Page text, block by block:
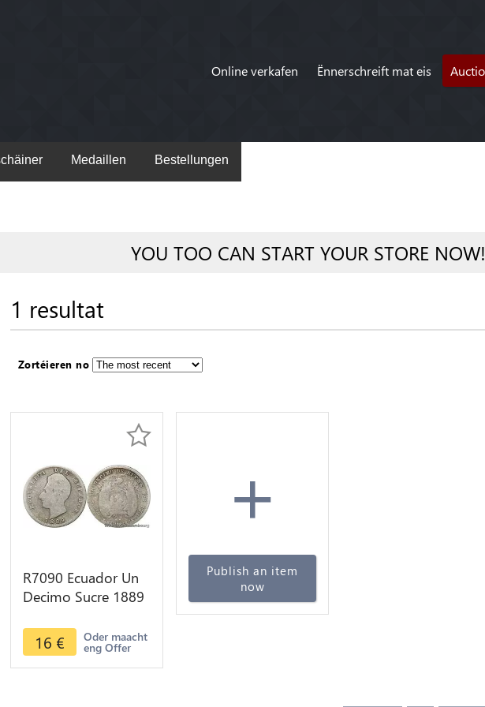
Online verkafen Ënnerschreift mat eis
Medaillen Bestellungen
YOU TOO CAN START YOUR STORE NOW!
1 resultat
Zortéieren no
R7090 Ecuador Un
Decimo Sucre 1889
-> Make offer
16 € Oder maacht
eng Offer
+
Publish an item
now